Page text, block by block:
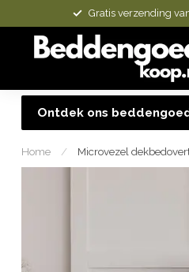
Gratis verzending
Ontdek ons
Home / Microvezel